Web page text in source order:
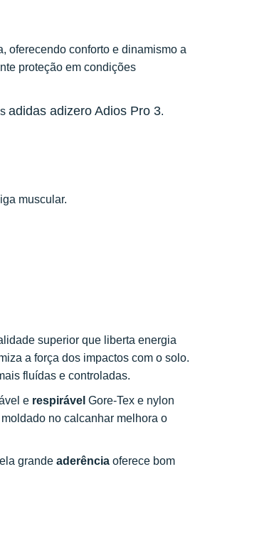
oferecendo conforto e dinamismo a
proteção em condições
adidas adizero Adios Pro 3.
muscular.
superior que liberta energia
a força dos impactos com o solo.
fluídas e controladas.
e respirável Gore-Tex e nylon
no calcanhar melhora o
grande aderência oferece bom